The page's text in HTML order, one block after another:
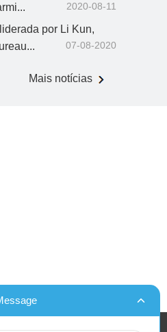
2020-08-11
por Li Kun,
07-08-2020
Mais notícias